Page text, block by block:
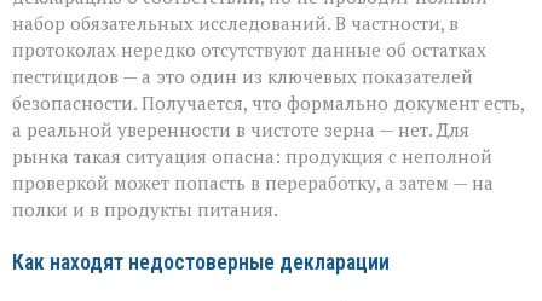
набор обязательных исследований. В частности, в
протоколах нередко отсутствуют данные об остатках
пестицидов — а это один из ключевых показателей
безопасности. Получается, что формально документ есть,
а реальной уверенности в чистоте зерна — нет. Для
рынка такая ситуация опасна: продукция с неполной
проверкой может попасть в переработку, а затем — на
полки и в продукты питания.
Как находят недостоверные декларации